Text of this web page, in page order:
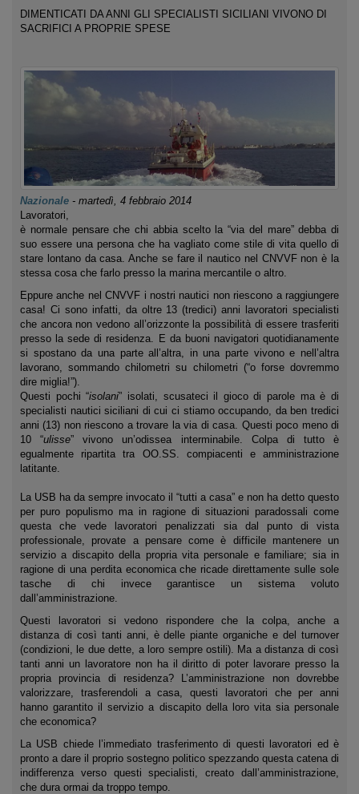
DIMENTICATI DA ANNI GLI SPECIALISTI SICILIANI VIVONO DI
SACRIFICI A PROPRIE SPESE
Nazionale - martedì, 4 febbraio 2014
Lavoratori,
è normale pensare che chi abbia scelto la “via del mare” debba di
suo essere una persona che ha vagliato come stile di vita quello di
stare lontano da casa. Anche se fare il nautico nel CNVVF non è la
stessa cosa che farlo presso la marina mercantile o altro.
Eppure anche nel CNVVF i nostri nautici non riescono a raggiungere
casa! Ci sono infatti, da oltre 13 (tredici) anni lavoratori specialisti
che ancora non vedono all’orizzonte la possibilità di essere trasferiti
presso la sede di residenza. E da buoni navigatori quotidianamente
si spostano da una parte all’altra, in una parte vivono e nell’altra
lavorano, sommando chilometri su chilometri (“o forse dovremmo
dire miglia!”).
Questi pochi “isolani” isolati, scusateci il gioco di parole ma è di
specialisti nautici siciliani di cui ci stiamo occupando, da ben tredici
anni (13) non riescono a trovare la via di casa. Questi poco meno di
10 “ulisse” vivono un’odissea interminabile. Colpa di tutto è
egualmente ripartita tra OO.SS. compiacenti e amministrazione
latitante.
La USB ha da sempre invocato il “tutti a casa” e non ha detto questo
per puro populismo ma in ragione di situazioni paradossali come
questa che vede lavoratori penalizzati sia dal punto di vista
professionale, provate a pensare come è difficile mantenere un
servizio a discapito della propria vita personale e familiare; sia in
ragione di una perdita economica che ricade direttamente sulle sole
tasche di chi invece garantisce un sistema voluto
dall’amministrazione.
Questi lavoratori si vedono rispondere che la colpa, anche a
distanza di così tanti anni, è delle piante organiche e del turnover
(condizioni, le due dette, a loro sempre ostili). Ma a distanza di così
tanti anni un lavoratore non ha il diritto di poter lavorare presso la
propria provincia di residenza? L’amministrazione non dovrebbe
valorizzare, trasferendoli a casa, questi lavoratori che per anni
hanno garantito il servizio a discapito della loro vita sia personale
che economica?
La USB chiede l’immediato trasferimento di questi lavoratori ed è
pronto a dare il proprio sostegno politico spezzando questa catena di
indifferenza verso questi specialisti, creato dall’amministrazione,
che dura ormai da troppo tempo.